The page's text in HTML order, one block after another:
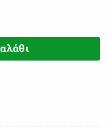
001 ποσότητα